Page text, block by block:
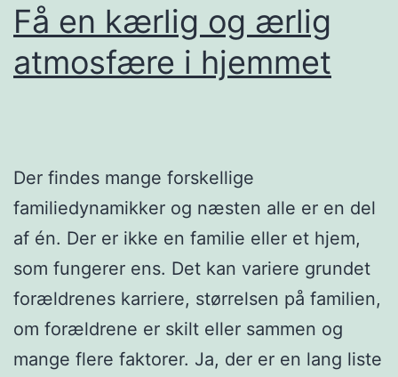
Få en kærlig og ærlig
atmosfære i hjemmet
Der findes mange forskellige
familiedynamikker og næsten alle er en del
af én. Der er ikke en familie eller et hjem,
som fungerer ens. Det kan variere grundet
forældrenes karriere, størrelsen på familien,
om forældrene er skilt eller sammen og
mange flere faktorer. Ja, der er en lang liste